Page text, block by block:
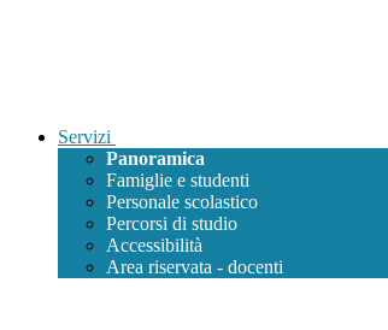
Servizi
Panoramica
Famiglie e studenti
Personale scolastico
Percorsi di studio
Accessibilità
Area riservata - docenti